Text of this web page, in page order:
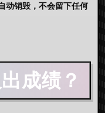
动销毁，不会留下任何
成绩？